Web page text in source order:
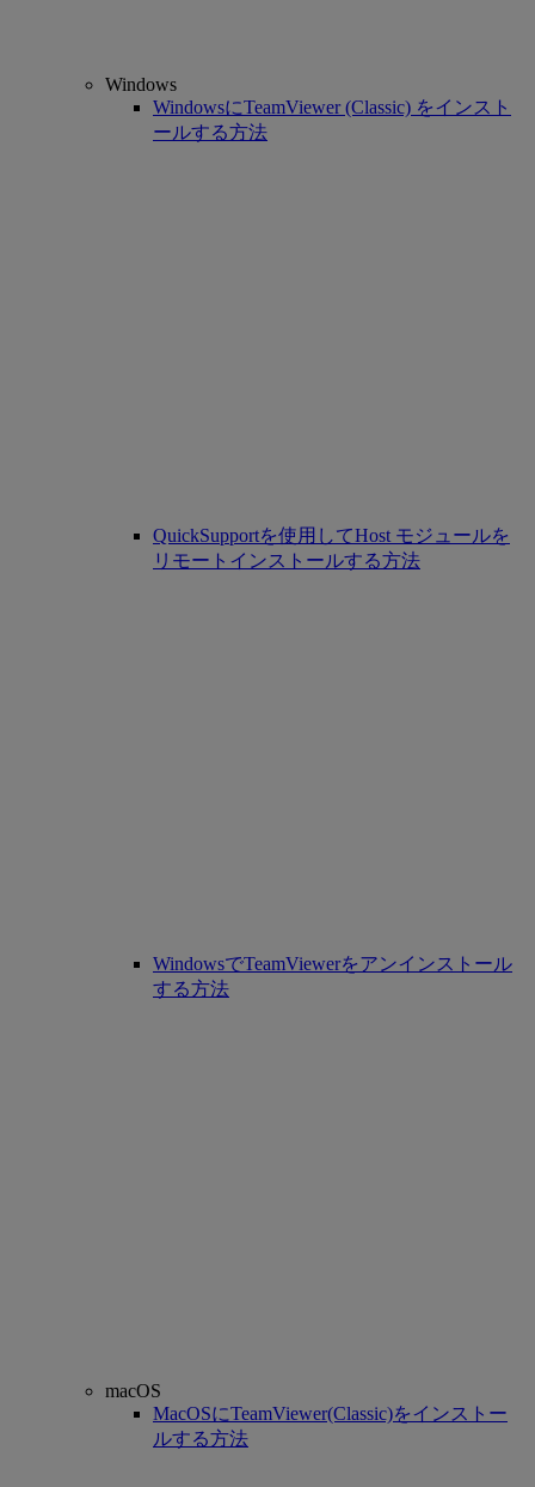
Windows
WindowsにTeamViewer (Classic) をインスト
ールする方法
QuickSupportを使用してHost モジュールを
リモートインストールする方法
WindowsでTeamViewerをアンインストール
する方法
macOS
MacOSにTeamViewer(Classic)をインストー
ルする方法